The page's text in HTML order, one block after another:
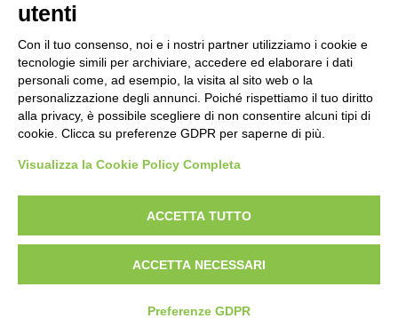
Muffin alla vaniglia
Prodotti correlati
utenti
Con il tuo consenso, noi e i nostri partner utilizziamo i cookie e
tecnologie simili per archiviare, accedere ed elaborare i dati
personali come, ad esempio, la visita al sito web o la
personalizzazione degli annunci. Poiché rispettiamo il tuo diritto
alla privacy, è possibile scegliere di non consentire alcuni tipi di
cookie. Clicca su preferenze GDPR per saperne di più.
Visualizza la Cookie Policy Completa
ACCETTA TUTTO
ACCETTA NECESSARI
Preferenze GDPR